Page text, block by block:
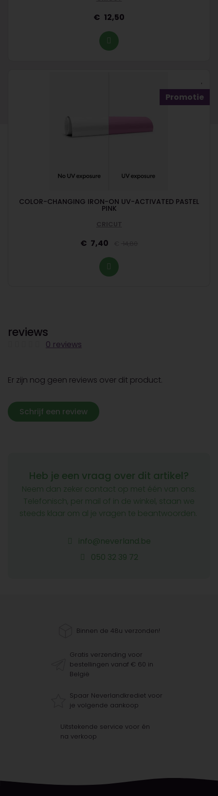
12,50
Promotie
COLOR-CHANGING IRON-ON UV-ACTIVATED PASTEL
PINK
CRICUT
7,40 14,80
reviews
0 reviews
Er zijn nog geen reviews over dit product.
Schrijf een review
Heb je een vraag over dit artikel?
Neem dan zeker contact op met één van ons.
Telefonisch, per mail of in de winkel, staan we
steeds klaar om al je vragen te beantwoorden.
info@neverland.be
050 32 39 72
Binnen de 48u verzonden!
Gratis verzending voor
bestellingen vanaf € 60 in
België
Spaar Neverlandkrediet voor
je volgende aankoop
Uitstekende service voor én
na verkoop